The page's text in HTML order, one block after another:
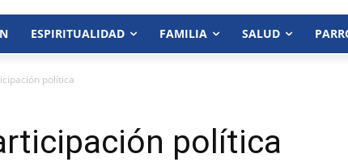
ESPIRITUALIDAD FAMILIA SALUD
política
política